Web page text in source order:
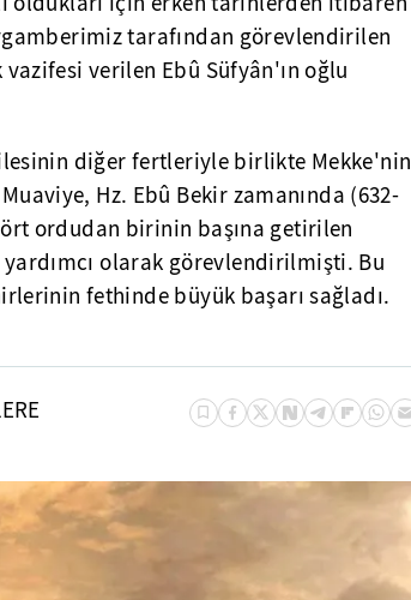
tarafından görevlendirilen
verilen Ebû Süfyân'ın oğlu
diğer fertleriyle birlikte Mekke'nin
Hz. Ebû Bekir zamanında (632-
ordudan birinin başına getirilen
olarak görevlendirilmişti. Bu
fethinde büyük başarı sağladı.